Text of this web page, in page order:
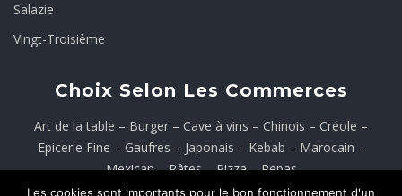
Salazie
Vingt-Troisième
Choix Selon Les Commerces
Art de la table – Burger – Cave à vins – Chinois – Créole –
Epicerie Fine – Gaufres – Japonais – Kebab – Marocain –
Mexican–Pâtes–Pizza–Repas
Les cookies sont importants pour le bon fonctionnement d'un